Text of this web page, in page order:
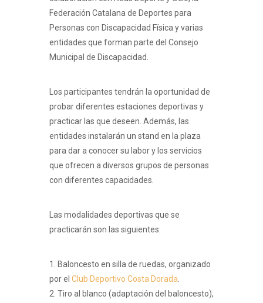
Federación Catalana de Deportes para
Personas con Discapacidad Física y varias
entidades que forman parte del Consejo
Municipal de Discapacidad.
Los participantes tendrán la oportunidad de
probar diferentes estaciones deportivas y
practicar las que deseen. Además, las
entidades instalarán un stand en la plaza
para dar a conocer su labor y los servicios
que ofrecen a diversos grupos de personas
con diferentes capacidades.
Las modalidades deportivas que se
practicarán son las siguientes:
1. Baloncesto en silla de ruedas, organizado
por el Club Deportivo Costa Dorada
2. Tiro al blanco (adaptación del baloncesto),